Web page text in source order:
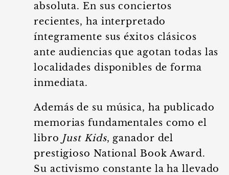
absoluta. En sus conciertos
recientes, ha interpretado
íntegramente sus éxitos clásicos
ante audiencias que agotan todas las
localidades disponibles de forma
inmediata.
Además de su música, ha publicado
memorias fundamentales como el
libro Just Kids, ganador del
prestigioso National Book Award.
Su activismo constante la ha llevado